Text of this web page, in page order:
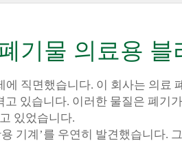
기물 의료용 블
직면했습니다. 이 회사는 의
있습니다. 이러한 물질은 폐
있었습니다.
기계’를 우연히 발견했습니다